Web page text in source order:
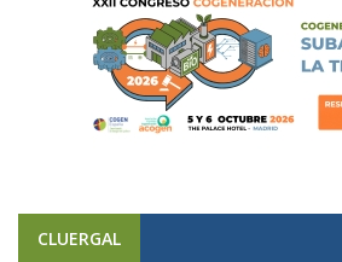
CLUERGAL